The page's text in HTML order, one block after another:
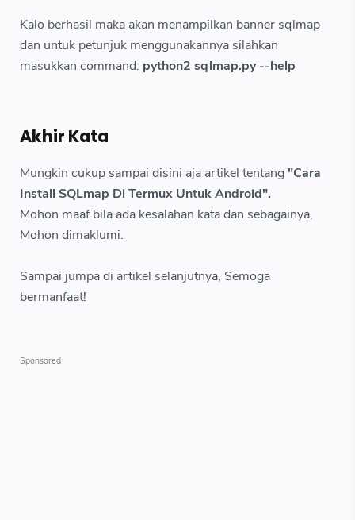
Kalo berhasil maka akan menampilkan banner sqlmap
dan untuk petunjuk menggunakannya silahkan
masukkan command: python2 sqlmap.py --help
Akhir Kata
Mungkin cukup sampai disini aja artikel tentang"Cara
Install SQLmap Di Termux Untuk Android".
Mohon maaf bila ada kesalahan kata dan sebagainya,
Mohon dimaklumi.
Sampai jumpa di artikel selanjutnya, Semoga
bermanfaat!